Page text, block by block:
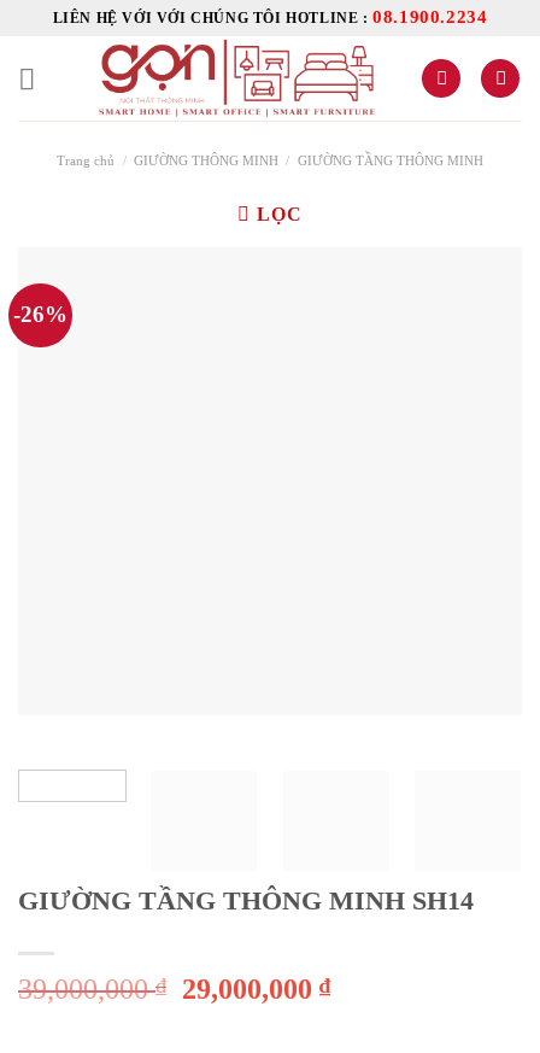
content
LIÊN HỆ VỚI VỚI CHÚNG TÔI HOTLINE :08.1900.2234
Trang chủ / GIƯỜNG THÔNG MINH / GIƯỜNG TẦNG THÔNG MINH
LỌC
-26%
GIƯỜNG TẦNG THÔNG MINH SH14
39,000,000₫ 29,000,000₫